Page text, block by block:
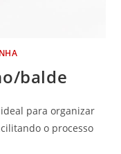
balde
para organizar
o processo